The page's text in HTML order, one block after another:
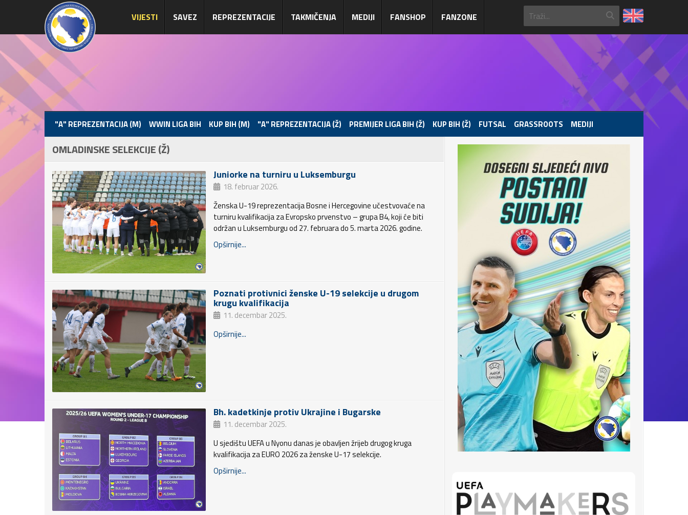
VIJESTI SAVEZ REPREZENTACIJE TAKMIČENJA MEDIJI FANSHOP FANZONE
"A" REPREZENTACIJA (M) WWIN LIGA BIH KUP BIH (M) "A" REPREZENTACIJA (Ž) PREMIJER LIGA BIH (Ž) KUP BIH (Ž) FUTSAL GRASSROOTS MEDIJI
OMLADINSKE SELEKCIJE (Ž)
Juniorke na turniru u Luksemburgu
18. februar 2026.
Ženska U-19 reprezentacija Bosne i Hercegovine učestvovaće na
turniru kvalifikacija za Evropsko prvenstvo – grupa B4, koji će biti
održan u Luksemburgu od 27. februara do 5. marta 2026. godine.
Opširnije...
Poznati protivnici ženske U-19 selekcije u drugom
krugu kvalifikacija
11. decembar 2025.
Opširnije...
Bh. kadetkinje protiv Ukrajine i Bugarske
11. decembar 2025.
U sjedištu UEFA u Nyonu danas je obavljen žrijeb drugog kruga
kvalifikacija za EURO 2026 za ženske U-17 selekcije.
Opširnije...